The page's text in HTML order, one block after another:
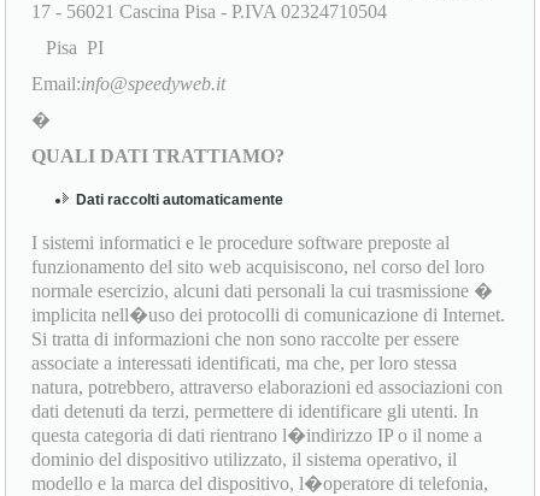
17 - 56021 Cascina Pisa - P.IVA 02324710504
Pisa PI
Email:info@speedyweb.it
�
QUALI DATI TRATTIAMO?
Dati raccolti automaticamente
I sistemi informatici e le procedure software preposte al
funzionamento del sito web acquisiscono, nel corso del loro
normale esercizio, alcuni dati personali la cui trasmissione �
implicita nell�uso dei protocolli di comunicazione di Internet.
Si tratta di informazioni che non sono raccolte per essere
associate a interessati identificati, ma che, per loro stessa
natura, potrebbero, attraverso elaborazioni ed associazioni con
dati detenuti da terzi, permettere di identificare gli utenti. In
questa categoria di dati rientrano l�indirizzo IP o il nome a
dominio del dispositivo utilizzato, il sistema operativo, il
modello e la marca del dispositivo, l�operatore di telefonia,